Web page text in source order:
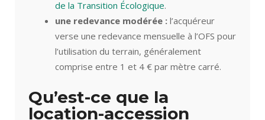
de la Transition Écologique.
une redevance modérée : l’acquéreur
verse une redevance mensuelle à l’OFS pour
l’utilisation du terrain, généralement
comprise entre 1 et 4 € par mètre carré.
Qu’est-ce que la
location-accession